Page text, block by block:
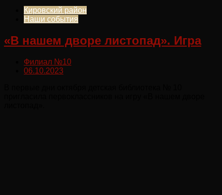
Кировский район
Наши события
«В нашем дворе листопад». Игра
Филиал №10
06.10.2023